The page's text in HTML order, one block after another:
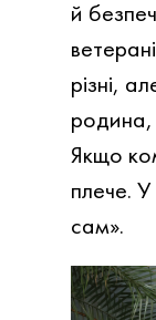
й
різні,
родина,
Якщо
плече.
сам».